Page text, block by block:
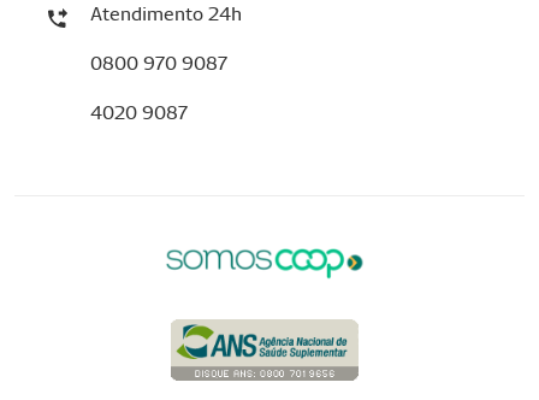
Atendimento 24h
0800 970 9087
4020 9087